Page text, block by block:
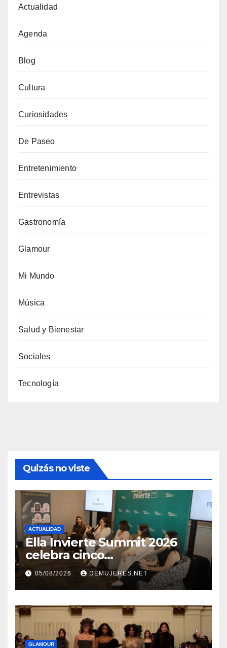
Actualidad
Agenda
Blog
Cultura
Curiosidades
De Paseo
Entretenimiento
Entrevistas
Gastronomía
Glamour
Mi Mundo
Música
Salud y Bienestar
Sociales
Tecnología
Quizás no viste
ACTUALIDAD
Ella Invierte Summit 2026
celebra cinco
añosimpulsando a las
mujeres a construir su
independencia financiera
05/08/2026 DEMUJERES.NET
GLAMOUR